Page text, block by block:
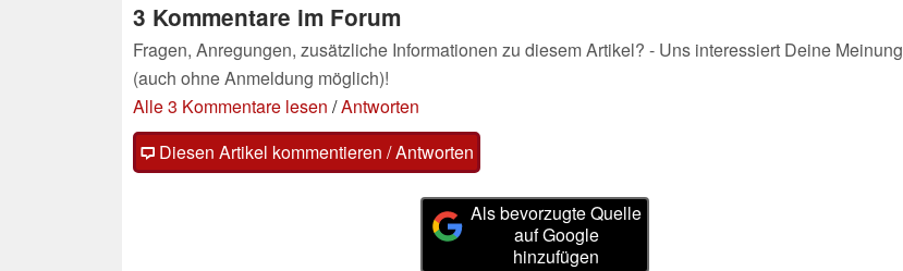
3 Kommentare im Forum
Fragen, Anregungen, zusätzliche Informationen zu diesem Artikel? - Uns interessiert Deine Meinung
(auch ohne Anmeldung möglich)!
Alle 3 Kommentare lesen /Antworten
Diesen Artikel kommentieren / Antworten
Als bevorzugte Quelle
auf Google
hinzufügen